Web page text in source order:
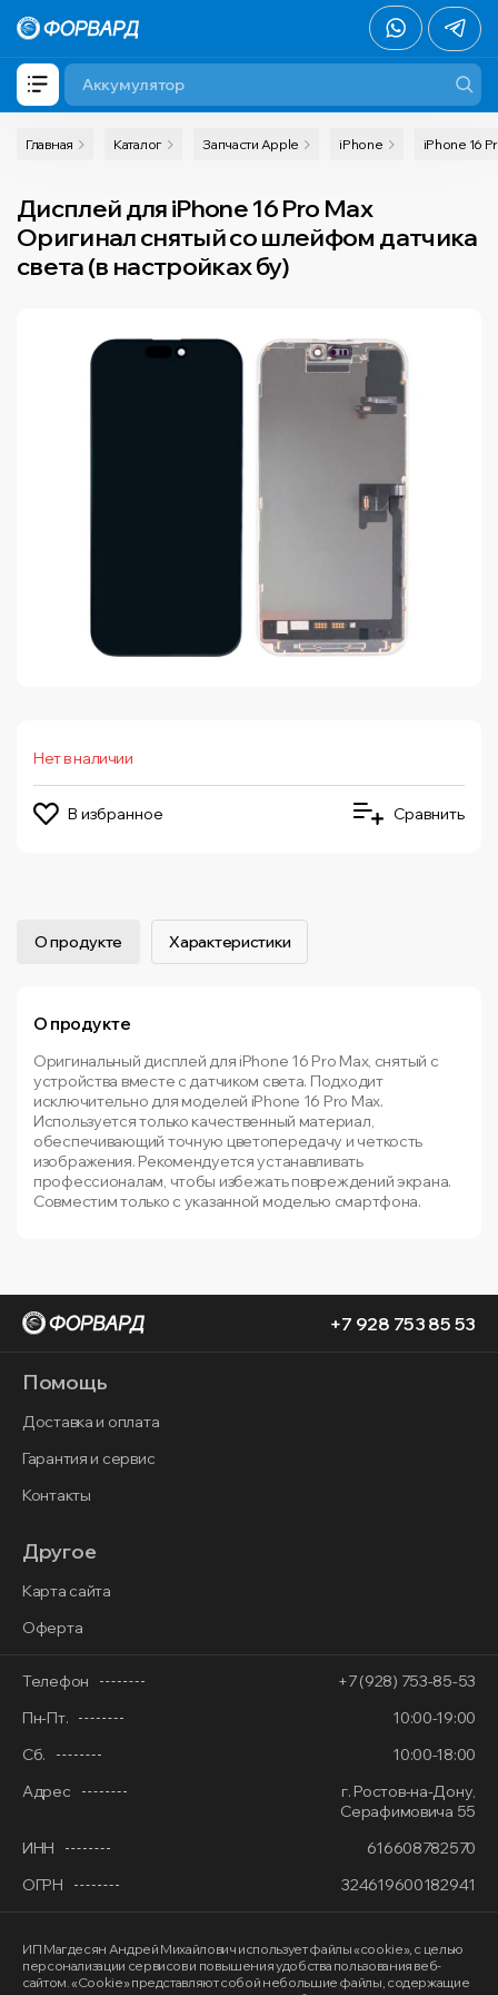
Главная Каталог Запчасти Apple iPhone iPhone 16
Дисплей для iPhone 16 Pro Max
Оригинал снятый со шлейфом датчика
света (в настройках бу)
Нет в наличии
В избранное Сравнить
О продукте Характеристики
О продукте
Оригинальный дисплей для iPhone 16 Pro Max, снятый с
устройства вместе с датчиком света. Подходит
исключительно для моделей iPhone 16 Pro Max.
Используется только качественный материал,
обеспечивающий точную цветопередачу и четкость
изображения. Рекомендуется устанавливать
профессионалам, чтобы избежать повреждений экрана.
Совместим только с указанной моделью смартфона.
+7 928 753 85 53
Помощь
Доставка и оплата
Гарантия и сервис
Контакты
Другое
Карта сайта
Оферта
Телефон
+7 (928) 753-85-53
Пн-Пт.
10:00-19:00
Сб.
10:00-18:00
Адрес
г. Ростов-на-Дону,
Серафимовича 55
ИНН
616608782570
ОГРН
324619600182941
ИП Магдесян Андрей Михайлович использует файлы «cookie», с целью
персонализации сервисов и повышения удобства пользования веб-
сайтом. «Cookie» представляют собой небольшие файлы, содержащие